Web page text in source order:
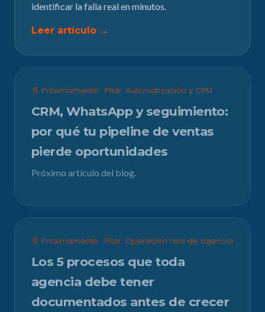
identificar la falla real en minutos.
Leer artículo →
📄 Próximamente · Pilar: Automatización y CRM
CRM, WhatsApp y seguimiento:
por qué tu pipeline de ventas
pierde oportunidades
Próximo artículo del blog.
📄 Próximamente · Pilar: Operación real de agencia
Los 5 procesos que toda
agencia debe tener
documentados antes de crecer